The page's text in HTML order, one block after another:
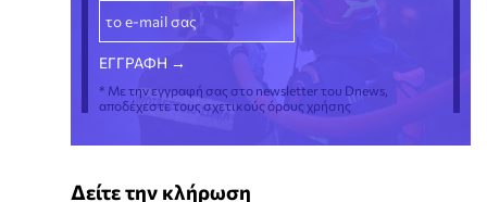
* Με την εγγραφή σας στο newsletter του Dnews,
αποδέχεστε τους σχετικούς όρους χρήσης
Δείτε την κλήρωση